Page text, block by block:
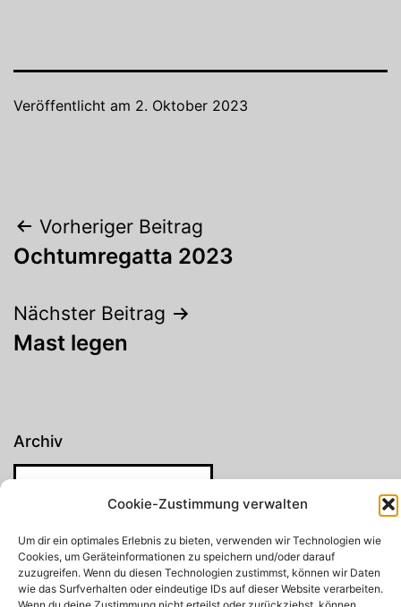
Cookie-Zustimmung verwalten
Um dir ein optimales Erlebnis zu bieten, verwenden wir Technologien wie
Cookies, um Geräteinformationen zu speichern und/oder darauf
zuzugreifen. Wenn du diesen Technologien zustimmst, können wir Daten
wie das Surfverhalten oder eindeutige IDs auf dieser Website verarbeiten.
Veröffentlicht am 2. Oktober 2023
Beitragsnavigation
Vorheriger Beitrag
Ochtumregatta 2023
Nächster Beitrag
Mast legen
Archiv
Suchen
Suchen